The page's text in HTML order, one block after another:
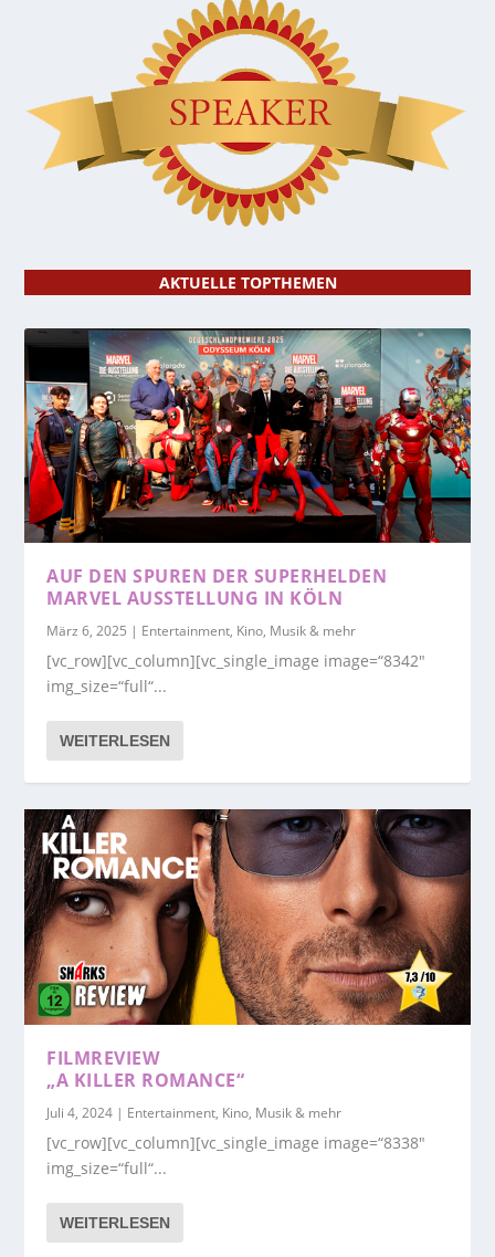
AKTUELLE TOPTHEMEN
AUF DEN SPUREN DER SUPERHELDEN
MARVEL AUSSTELLUNG IN KÖLN
März 6, 2025 | Entertainment, Kino, Musik & mehr
[vc_row][vc_column][vc_single_image image=“8342″
img_size=“full“...
WEITERLESEN
FILMREVIEW
„A KILLER ROMANCE“
Juli 4, 2024 | Entertainment, Kino, Musik & mehr
[vc_row][vc_column][vc_single_image image=“8338″
img_size=“full“...
WEITERLESEN